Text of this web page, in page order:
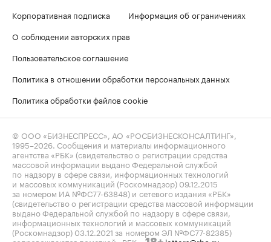
Корпоративная подписка
Информация об ограничениях
О соблюдении авторских прав
Пользовательское соглашение
Политика в отношении обработки персональных данных
Политика обработки файлов cookie
© ООО «БИЗНЕСПРЕСС», АО «РОСБИЗНЕСКОНСАЛТИНГ»,
1995–2026 . Сообщения и материалы информационного
агентства «РБК» (свидетельство о регистрации средства
массовой информации выдано Федеральной службой
по надзору в сфере связи, информационных технологий
и массовых коммуникаций (Роскомнадзор) 09.12.2015
за номером ИА №ФС77-63848) и сетевого издания «РБК»
(свидетельство о регистрации средства массовой информации
выдано Федеральной службой по надзору в сфере связи,
информационных технологий и массовых коммуникаций
(Роскомнадзор) 03.12.2021 за номером ЭЛ №ФС77-82385)